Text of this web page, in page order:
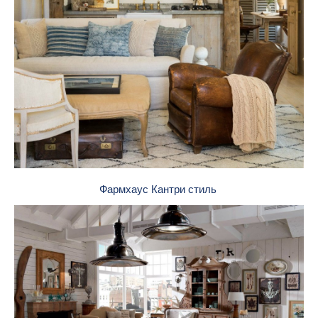
Фармхаус Кантри стиль